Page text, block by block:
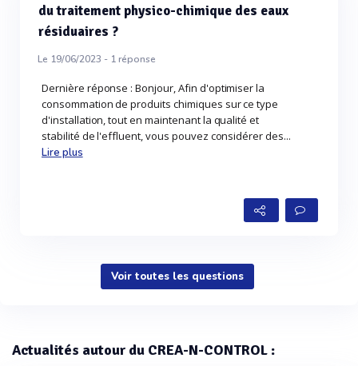
du traitement physico-chimique des eaux
résiduaires ?
Le 19/06/2023 - 1réponse
Dernière réponse : Bonjour, Afin d'optimiser la
consommation de produits chimiques sur ce type
d'installation, tout en maintenant la qualité et
stabilité de l'effluent, vous pouvez considérer des...
Lire plus
Voir toutes les questions
Actualités autour du CREA-N-CONTROL :